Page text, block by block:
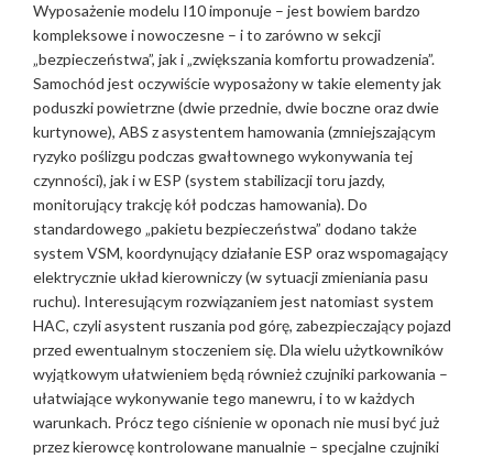
Wyposażenie modelu I10 imponuje – jest bowiem bardzo
kompleksowe i nowoczesne – i to zarówno w sekcji
„bezpieczeństwa”, jak i „zwiększania komfortu prowadzenia”.
Samochód jest oczywiście wyposażony w takie elementy jak
poduszki powietrzne (dwie przednie, dwie boczne oraz dwie
kurtynowe), ABS z asystentem hamowania (zmniejszającym
ryzyko poślizgu podczas gwałtownego wykonywania tej
czynności), jak i w ESP (system stabilizacji toru jazdy,
monitorujący trakcję kół podczas hamowania). Do
standardowego „pakietu bezpieczeństwa” dodano także
system VSM, koordynujący działanie ESP oraz wspomagający
elektrycznie układ kierowniczy (w sytuacji zmieniania pasu
ruchu). Interesującym rozwiązaniem jest natomiast system
HAC, czyli asystent ruszania pod górę, zabezpieczający pojazd
przed ewentualnym stoczeniem się. Dla wielu użytkowników
wyjątkowym ułatwieniem będą również czujniki parkowania –
ułatwiające wykonywanie tego manewru, i to w każdych
warunkach. Prócz tego ciśnienie w oponach nie musi być już
przez kierowcę kontrolowane manualnie – specjalne czujniki